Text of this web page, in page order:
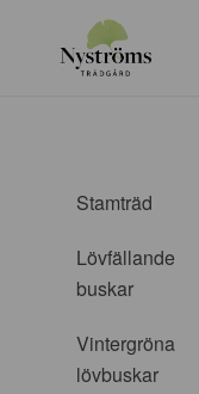
Stamträd
Lövfällande
buskar
Vintergröna
lövbuskar